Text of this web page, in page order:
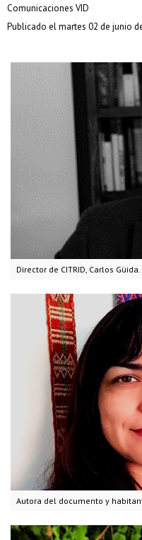
Director de CITRID, Carlos Güida.
Autora del documento y
Comunicaciones VID
Publicado el martes 02 de junio